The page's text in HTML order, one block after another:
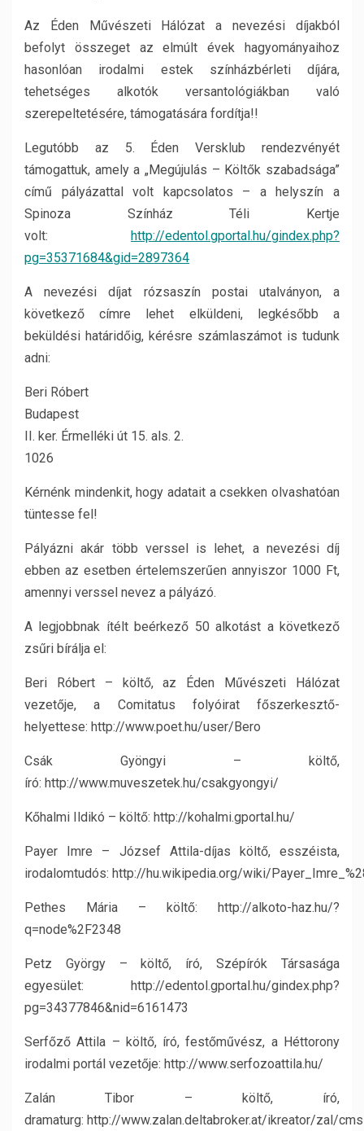
Az Éden Művészeti Hálózat a nevezési díjakból
befolyt összeget az elmúlt évek hagyományaihoz
hasonlóan irodalmi estek színházbérleti díjára,
tehetséges alkotók versantológiákban való
szerepeltetésére, támogatására fordítja!!
Legutóbb az 5. Éden Versklub rendezvényét
támogattuk, amely a „Megújulás – Költők szabadsága”
című pályázattal volt kapcsolatos – a helyszín a
Spinoza Színház Téli Kertje
volt: http://edentol.gportal.hu/gindex.php?
pg=35371684&gid=2897364
A nevezési díjat rózsaszín postai utalványon, a
következő címre lehet elküldeni, legkésőbb a
beküldési határidőig, kérésre számlaszámot is tudunk
adni:
Beri Róbert
Budapest
II. ker. Érmelléki út 15. als. 2.
1026
Kérnénk mindenkit, hogy adatait a csekken olvashatóan
tüntesse fel!
Pályázni akár több verssel is lehet, a nevezési díj
ebben az esetben értelemszerűen annyiszor 1000 Ft,
amennyi verssel nevez a pályázó.
A legjobbnak ítélt beérkező 50 alkotást a következő
zsűri bírálja el:
Beri Róbert – költő, az Éden Művészeti Hálózat
vezetője, a Comitatus folyóirat főszerkesztő-
helyettese: http://www.poet.hu/user/Bero
Csák Gyöngyi – költő,
író: http://www.muveszetek.hu/csakgyongyi/
Kőhalmi Ildikó – költő: http://kohalmi.gportal.hu/
Payer Imre – József Attila-díjas költő, esszéista,
irodalomtudós: http://hu.wikipedia.org/wiki/
Pethes Mária – költő: http://alkoto-haz.hu/?
q=node%2F2348
Petz György – költő, író, Szépírók Társasága
egyesület: http://edentol.gportal.hu/gindex.php?
pg=34377846&nid=6161473
Serfőző Attila – költő, író, festőművész, a Héttorony
irodalmi portál vezetője: http://www.serfozoattila.hu/
Zalán Tibor – költő, író,
dramaturg: http://www.zalan.deltabroker.at/ikreator/zal/